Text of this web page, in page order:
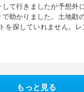
て行きましたが予想外
助かりました。土地勘
を探していれません。レ
もっと見る